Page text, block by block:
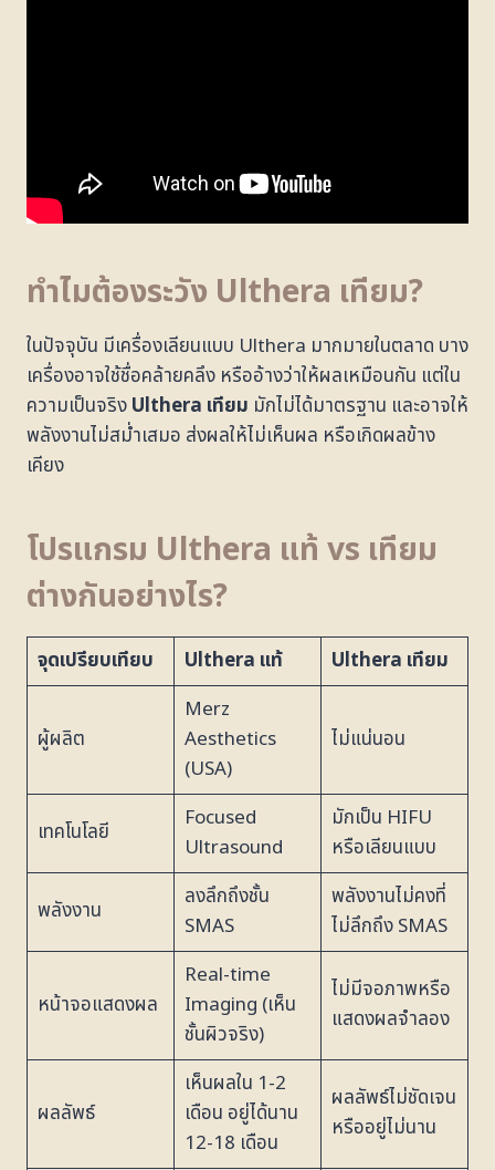
ทำไมต้องระวัง Ulthera เทียม?
ในปัจจุบัน มีเครื่องเลียนแบบ Ulthera มากมายในตลาด บาง
เครื่องอาจใช้ชื่อคล้ายคลึง หรืออ้างว่าให้ผลเหมือนกัน แต่ใน
ความเป็นจริงUlthera เทียม มักไม่ได้มาตรฐาน และอาจให้
พลังงานไม่สม่ำเสมอ ส่งผลให้ไม่เห็นผล หรือเกิดผลข้าง
เคียง
โปรแกรม Ulthera แท้ vs เทียม
ต่างกันอย่างไร?
จุดเปรียบเทียบ Ulthera แท้ Ulthera เทียม
ผู้ผลิต
Merz
Aesthetics
(USA)
ไม่แน่นอน
เทคโนโลยี
Focused
Ultrasound
มักเป็น HIFU
หรือเลียนแบบ
พลังงาน
ลงลึกถึงชั้น
SMAS
พลังงานไม่คงที่
ไม่ลึกถึง SMAS
หน้าจอแสดงผล
Real-time
Imaging (เห็น
ชั้นผิวจริง)
ไม่มีจอภาพหรือ
แสดงผลจำลอง
ผลลัพธ์
เห็นผลใน 1-2
เดือน อยู่ได้นาน
12-18 เดือน
ผลลัพธ์ไม่ชัดเจน
หรืออยู่ไม่นาน